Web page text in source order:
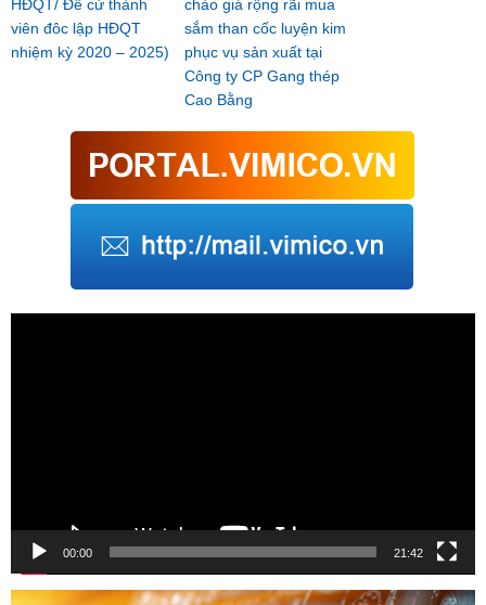
HĐQT/ Đề cử thành
viên đôc lập HĐQT
nhiệm kỳ 2020 – 2025)
chào giá rộng rãi mua
sắm than cốc luyện kim
phục vụ sản xuất tại
Công ty CP Gang thép
Cao Bằng
Trình
00:00 21:42